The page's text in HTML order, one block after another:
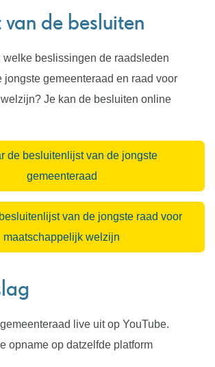
de besluiten
welke beslissingen de raadsleden
jongste gemeenteraad en raad voor
Je kan de besluiten online
de besluitenlijst van de jongste
gemeenteraad
van de jongste raad voor
maatschappelijk welzijn
live uit op YouTube.
opname op datzelfde platform